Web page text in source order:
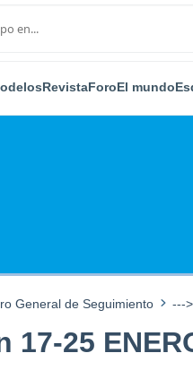
RevistaForoEl mundo
General de Seguimiento ---
17-25